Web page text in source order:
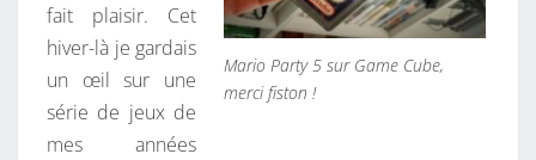
5
Mario Party 5 sur Game Cube,
merci fiston !
fait plaisir. Cet
hiver-là je gardais
un œil sur une
série de jeux de
mes années